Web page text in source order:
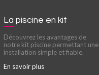
La piscine en kit
Découvrez les avantages de
notre kit piscine permettant une
installation simple et fiable.
En savoir plus